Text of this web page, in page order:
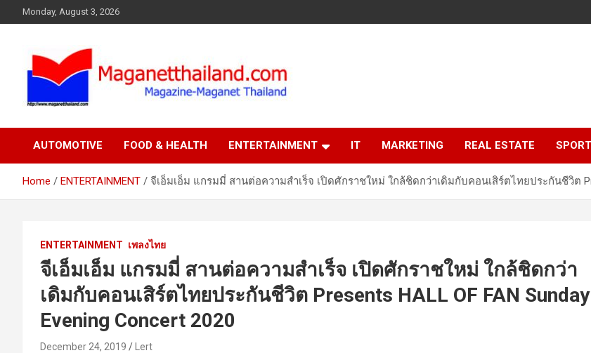
to
Monday, August 3, 2026
AUTOMOTIVE FOOD & HEALTH ENTERTAINMENT IT MARKETING REAL ESTATE SPORT
Home ENTERTAINMENT จีเอ็มเอ็ม แกรมมี่ สานต่อความสำเร็จ เปิดศักราชใหม่ ใกล้ชิดกว่าเดิมกับคอนเสิร์ตไทยประกันชีวิต
ENTERTAINMENT เพลงไทย
จีเอ็มเอ็ม แกรมมี่ สานต่อความสำเร็จ เปิดศักราชใหม่ ใกล้ชิดกว่า
เดิมกับคอนเสิร์ตไทยประกันชีวิต Presents HALL OF FAN Sunday
Evening Concert 2020
December 24, 2019 Lert